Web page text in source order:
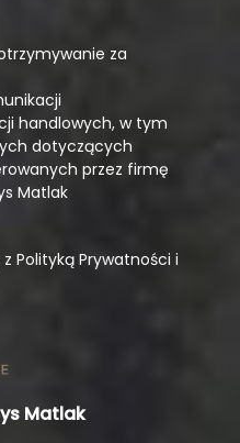
Matlak
za
handlowych, w tym
dotyczących
przez firmę
Matlak
Polityką Prywatności i